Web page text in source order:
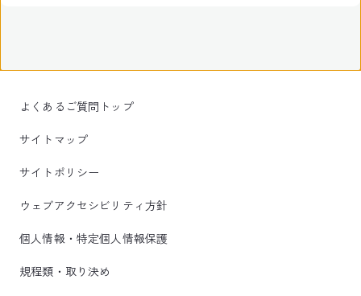
よくあるご質問トップ
サイトマップ
サイトポリシー
ウェブアクセシビリティ方針
個人情報・特定個人情報保護
規程類・取り決め